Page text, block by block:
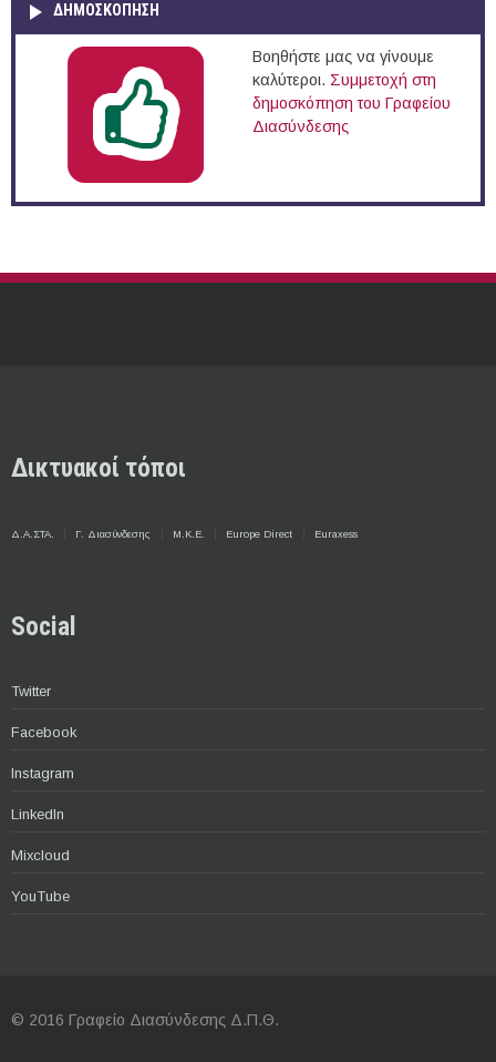
ΔΗΜΟΣΚΌΠΗΣΗ
Βοηθήστε μας να γίνουμε
καλύτεροι. Συμμετοχή στη
δημοσκόπηση του Γραφείου
Διασύνδεσης
Δικτυακοί τόποι
Δ.Α.ΣΤΑ. Γ. Διασύνδεσης Μ.Κ.Ε. Europe Direct Euraxess
Social
Twitter
Facebook
Instagram
LinkedIn
Mixcloud
YouTube
© 2016 Γραφείο Διασύνδεσης Δ.Π.Θ.